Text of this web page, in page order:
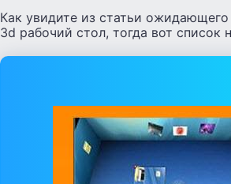
Как увидите из статьи
3d рабочий стол, тогда вот список